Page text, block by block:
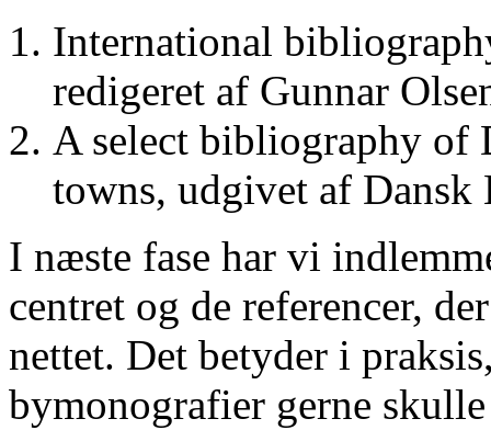
International
redigeret af Gunnar
A select bibliography of
towns, udgivet af
I næste fase har vi
centret og de referencer,
nettet. Det betyder i
bymonografier gerne